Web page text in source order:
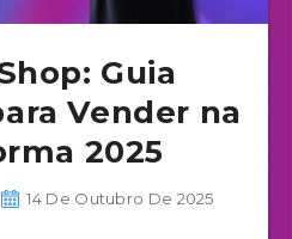
Guia
Vender na
2025
14 De Outubro De 2025